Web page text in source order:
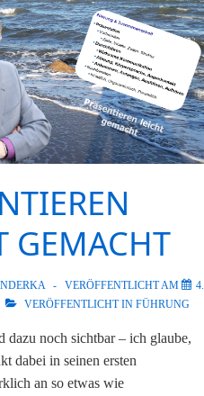
GEMACHT
VERÖFFENTLICHT AM
4.
VERÖFFENTLICHT IN FÜHRUNG
dazu noch sichtbar – ich glaube,
dabei in seinen ersten
an so etwas wie